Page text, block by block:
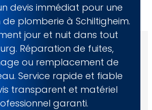
devis immédiat pour une
plomberie à Schiltigheim.
jour et nuit dans tout
Réparation de fuites,
ou remplacement de
Service rapide et fiable
transparent et matériel
garanti.